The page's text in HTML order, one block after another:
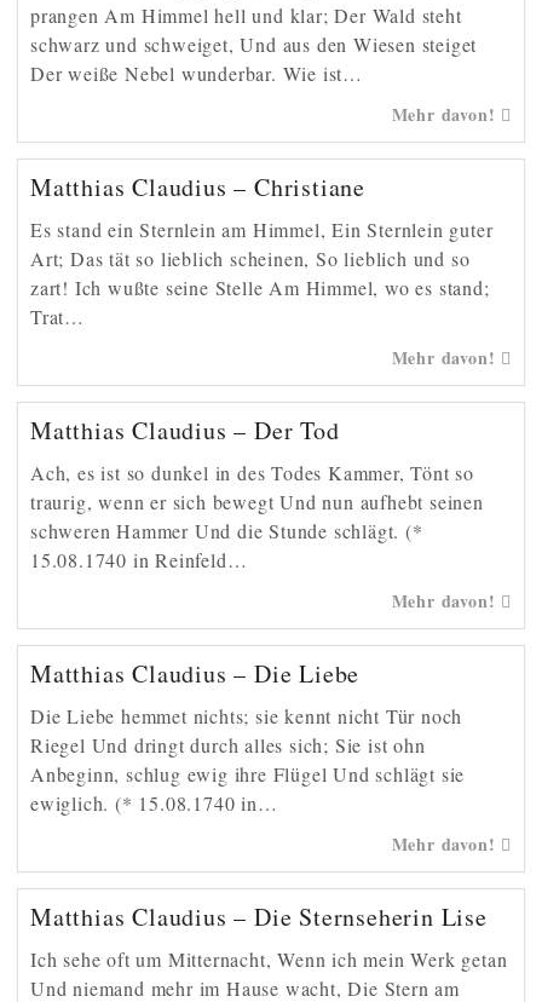
prangen Am Himmel hell und klar; Der Wald steht
schwarz und schweiget, Und aus den Wiesen steiget
Der weiße Nebel wunderbar. Wie ist…
Mehr davon!
Matthias Claudius – Christiane
Es stand ein Sternlein am Himmel, Ein Sternlein guter
Art; Das tät so lieblich scheinen, So lieblich und so
zart! Ich wußte seine Stelle Am Himmel, wo es stand;
Trat…
Mehr davon!
Matthias Claudius – Der Tod
Ach, es ist so dunkel in des Todes Kammer, Tönt so
traurig, wenn er sich bewegt Und nun aufhebt seinen
schweren Hammer Und die Stunde schlägt. (*
15.08.1740 in Reinfeld…
Mehr davon!
Matthias Claudius – Die Liebe
Die Liebe hemmet nichts; sie kennt nicht Tür noch
Riegel Und dringt durch alles sich; Sie ist ohn
Anbeginn, schlug ewig ihre Flügel Und schlägt sie
ewiglich. (* 15.08.1740 in…
Mehr davon!
Matthias Claudius – Die Sternseherin Lise
Ich sehe oft um Mitternacht, Wenn ich mein Werk getan
Und niemand mehr im Hause wacht, Die Stern am